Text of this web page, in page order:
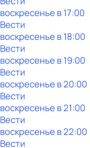
воскресенье в17:00
Вести
воскресенье в18:00
Вести
воскресенье в19:00
Вести
воскресенье в20:00
Вести
воскресенье в21:00
Вести
воскресенье в22:00
Вести